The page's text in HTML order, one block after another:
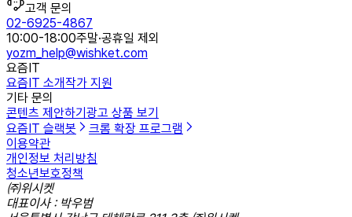
고객 문의
02-6925-4867
10:00-18:00주말·공휴일 제외
yozm_help@wishket.com
요즘IT
요즘IT 소개작가 지원
기타 문의
콘텐츠 제안하기광고 상품 보기
요즘IT 슬랙봇
크롬 확장 프로그램
이용약관
개인정보 처리방침
청소년보호정책
㈜위시켓
대표이사 : 박우범